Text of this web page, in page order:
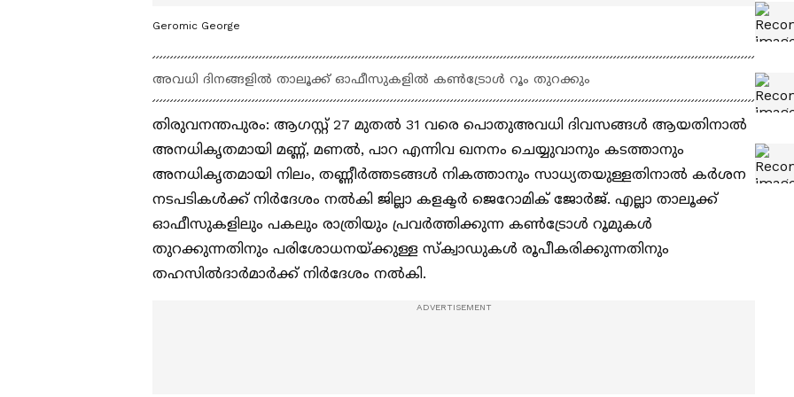
Geromic George
അവധി ദിനങ്ങളിൽ താലൂക്ക് ഓഫീസുകളിൽ കൺട്രോൾ റൂം തുറക്കും
തിരുവനന്തപുരം: ആഗസ്റ്റ് 27 മുതൽ 31 വരെ പൊതുഅവധി ദിവസങ്ങൾ ആയതിനാൽ
അനധികൃതമായി മണ്ണ്, മണൽ, പാറ എന്നിവ ഖനനം ചെയ്യുവാനും കടത്താനും
അനധികൃതമായി നിലം, തണ്ണീർത്തടങ്ങൾ നികത്താനും സാധ്യതയുള്ളതിനാൽ കർശന
നടപടികൾക്ക് നിർദേശം നൽകി ജില്ലാ കളക്ടർ ജെറോമിക് ജോർജ്. എല്ലാ താലൂക്ക്
ഓഫീസുകളിലും പകലും രാത്രിയും പ്രവർത്തിക്കുന്ന കൺട്രോൾ റൂമുകൾ
തുറക്കുന്നതിനും പരിശോധനയ്ക്കുള്ള സ്‌ക്വാഡുകൾ രൂപീകരിക്കുന്നതിനും
തഹസിൽദാർമാർക്ക് നിർദേശം നൽകി.